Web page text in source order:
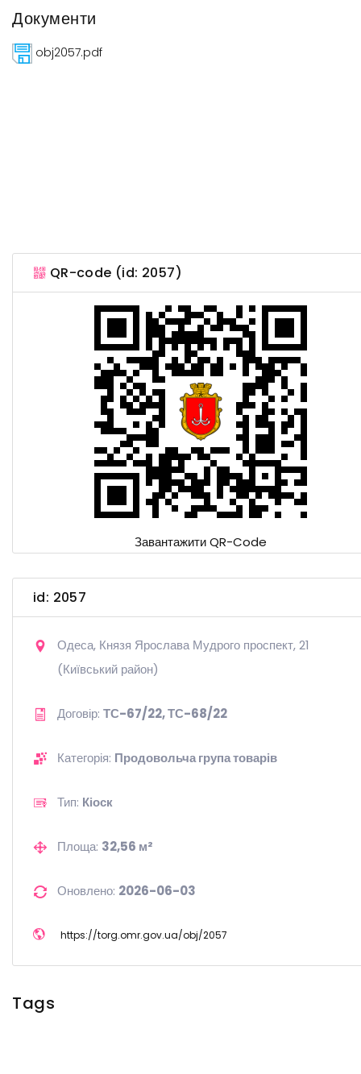
Документи
obj2057.pdf
QR-code (id: 2057)
Завантажити QR-Code
id: 2057
Одеса, Князя Ярослава Мудрого проспект, 21
(Київський район)
Договір: ТС-67/22, ТС-68/22
Категорія: Продовольча група товарів
Тип: Кіоск
Площа: 32,56 м²
Оновлено: 2026-06-03
https://torg.omr.gov.ua/obj/2057
Tags